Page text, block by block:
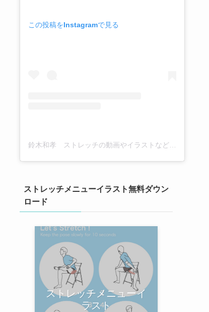
この投稿をInstagramで見る
鈴木和孝 ストレッチの動画やイラストなど(@kazutaka_suzuki_stretch)がシェアした投稿
ストレッチメニューイラスト無料ダウン
ロード
ストレッチメニューイ
ラスト